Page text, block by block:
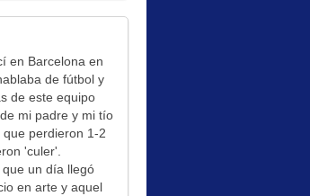
en Barcelona en
de fútbol y
de este equipo
mi padre y mi tío
perdieron 1-2
'culer'.
un día llegó
en arte y aquel